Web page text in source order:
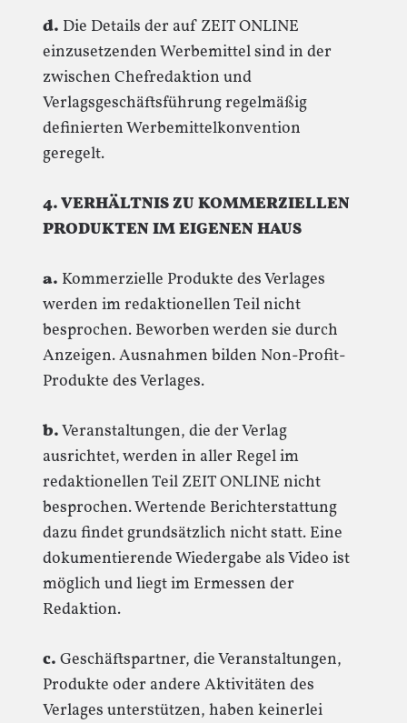
d. Die Details der auf ZEIT ONLINE
einzusetzenden Werbemittel sind in der
zwischen Chefredaktion und
Verlagsgeschäftsführung regelmäßig
definierten Werbemittelkonvention
geregelt.
4. VERHÄLTNIS ZU KOMMERZIELLEN
PRODUKTEN IM EIGENEN HAUS
a. Kommerzielle Produkte des Verlages
werden im redaktionellen Teil nicht
besprochen. Beworben werden sie durch
Anzeigen. Ausnahmen bilden Non-Profit-
Produkte des Verlages.
b.Veranstaltungen, die der Verlag
ausrichtet, werden in aller Regel im
redaktionellen Teil ZEIT ONLINE nicht
besprochen. Wertende Berichterstattung
dazu findet grundsätzlich nicht statt. Eine
dokumentierende Wiedergabe als Video ist
möglich und liegt im Ermessen der
Redaktion.
c. Geschäftspartner, die Veranstaltungen,
Produkte oder andere Aktivitäten des
Verlages unterstützen, haben keinerlei